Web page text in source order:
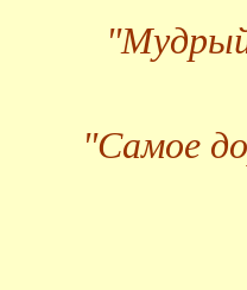
"Самое